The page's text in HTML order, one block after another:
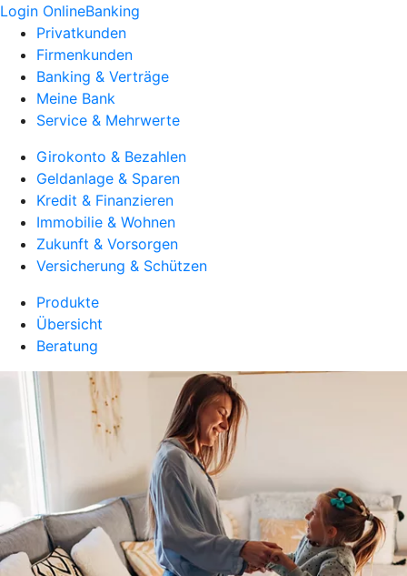
Login OnlineBanking
Privatkunden
Firmenkunden
Banking & Verträge
Meine Bank
Service & Mehrwerte
Girokonto & Bezahlen
Geldanlage & Sparen
Kredit & Finanzieren
Immobilie & Wohnen
Zukunft & Vorsorgen
Versicherung & Schützen
Produkte
Übersicht
Beratung